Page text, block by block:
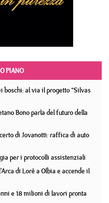
PIANO
boschi: al via il progetto “Silvas
Bono parla del futuro della
di Jovanotti: raffica di auto
per i protocolli assistenziali
di Lorè a Olbia e accende il
e 18 milioni di lavori pronta